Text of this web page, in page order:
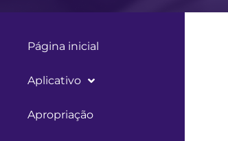
Página inicial
Aplicativo
Apropriação